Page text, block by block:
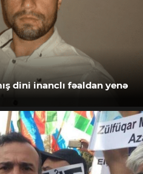
dini inanclı fəaldan yenə